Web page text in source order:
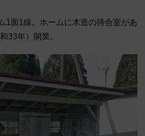
1面1線。ホームに木造の待合室があ
33年）開業。